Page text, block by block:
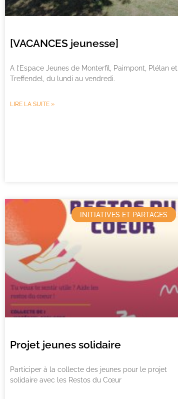
[VACANCES jeunesse]
A l’Espace Jeunes de Monterfil, Paimpont, Plélan et
Treffendel, du lundi au vendredi.
LIRE LA SUITE »
INITIATIVES ET PARTAGES
Projet jeunes solidaire
Participer à la collecte des jeunes pour le projet
solidaire avec les Restos du Cœur